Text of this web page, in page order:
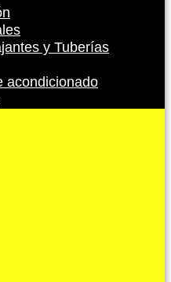
y Tuberías
acondicionado